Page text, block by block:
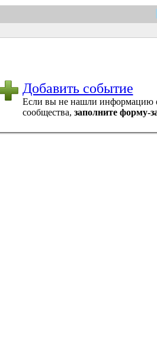
Добавить событие
Если вы не нашли информацию о
сообщества, заполните форму-